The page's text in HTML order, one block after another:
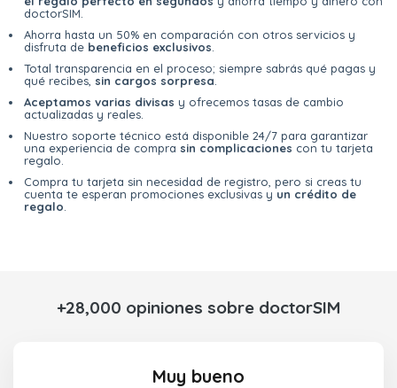
doctorSIM.
Ahorra hasta un 50% en comparación con otros servicios y
disfruta de beneficios exclusivos
Total transparencia en el proceso; siempre sabrás qué pagas y
qué recibes, sin cargos sorpresa
Aceptamos varias divisas y ofrecemos tasas de cambio
actualizadas y reales.
Nuestro soporte técnico está disponible 24/7 para garantizar
una experiencia de compra sin complicaciones con tu tarjeta
regalo.
Compra tu tarjeta sin necesidad de registro, pero si creas tu
cuenta te esperan promociones exclusivas y un crédito de
regalo
+28,000 opiniones sobre doctorSIM
Muy bueno